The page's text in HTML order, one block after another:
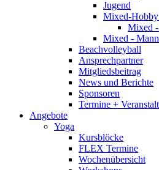
Jugend
Mixed-
Mixed
Mixed -
Beachvolleyball
Ansprechpartner
Mitgliedsbeitrag
News und Berichte
Sponsoren
Termine +
Angebote
Yoga
Kursblöcke
FLEX Termine
Wochenübersicht